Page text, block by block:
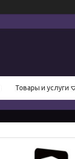
Товары и услуги